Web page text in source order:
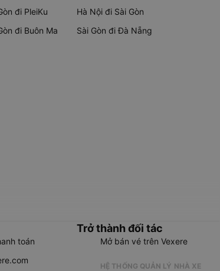
đi PleiKu
đi Buôn Ma
Hà Nội đi Sài Gòn
Sài Gòn đi Đà Nẵng
toán
Trở thành đối tác
Mở bán vé trên Vexere
HỆ THỐNG QUẢN LÝ NHÀ XE